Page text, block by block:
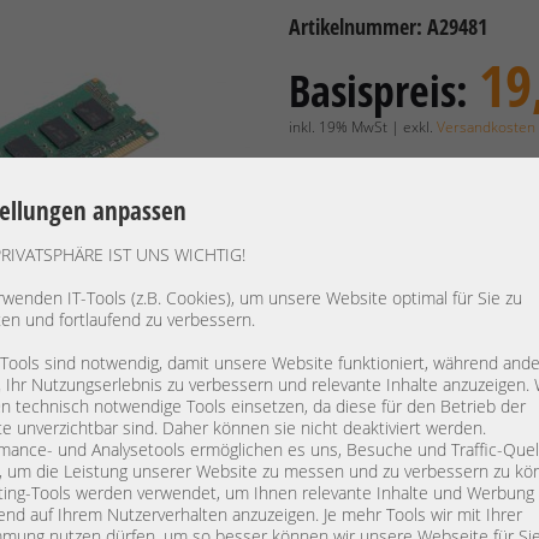
anpassen
IST UNS WICHTIG!
IT-Tools (z.B. Cookies), um unsere Website optimal für Sie zu
und fortlaufend zu verbessern.
sind notwendig, damit unsere Website funktioniert, während
Ihr Nutzungserlebnis zu verbessern und relevante Inhalte anzuzeigen.
technisch notwendige Tools einsetzen, da diese für den Betrieb der
unverzichtbar sind. Daher können sie nicht deaktiviert werden.
und Analysetools ermöglichen es uns, Besuche und Traffic-
um die Leistung unserer Website zu messen und zu verbessern zu
Tools werden verwendet, um Ihnen relevante Inhalte und Werbung
auf Ihrem Nutzerverhalten anzuzeigen. Je mehr Tools wir mit Ihrer
Artikelnummer: A29481
Basispreis:
inkl. 19% MwSt | exkl.Versandkosten
Lieferzeit:
Hersteller / OEM: Micron /
RAM Typ: PC3-
Bauform: DDR3-
Kapazität: 4 GB
Rank / Timings: 2Rx4 / 9-
Low Voltage: N
Specs: 4GB